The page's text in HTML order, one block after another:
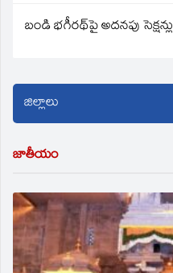
బండి భగీరథ్‌పై అదనపు సెక్షన్లు
జాతీయం